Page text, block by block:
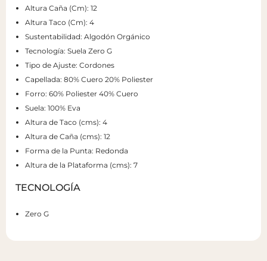
Altura Caña (Cm): 12
Altura Taco (Cm): 4
Sustentabilidad: Algodón Orgánico
Tecnología: Suela Zero G
Tipo de Ajuste: Cordones
Capellada: 80% Cuero 20% Poliester
Forro: 60% Poliester 40% Cuero
Suela: 100% Eva
Altura de Taco (cms): 4
Altura de Caña (cms): 12
Forma de la Punta: Redonda
Altura de la Plataforma (cms): 7
TECNOLOGÍA
Zero G